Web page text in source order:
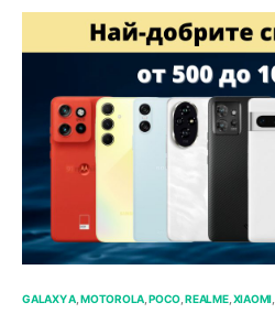
GALAXY A MOTOROLA POCO REALME XIAOMI